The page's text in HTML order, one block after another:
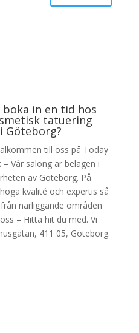
boka in en tid hos
tatuering
Göteborg?
till oss på Today
– Vår salong är belägen i
av Göteborg. På
kvalité och expertis så
närliggande områden
– Hitta hit du med. Vi
411 05, Göteborg.